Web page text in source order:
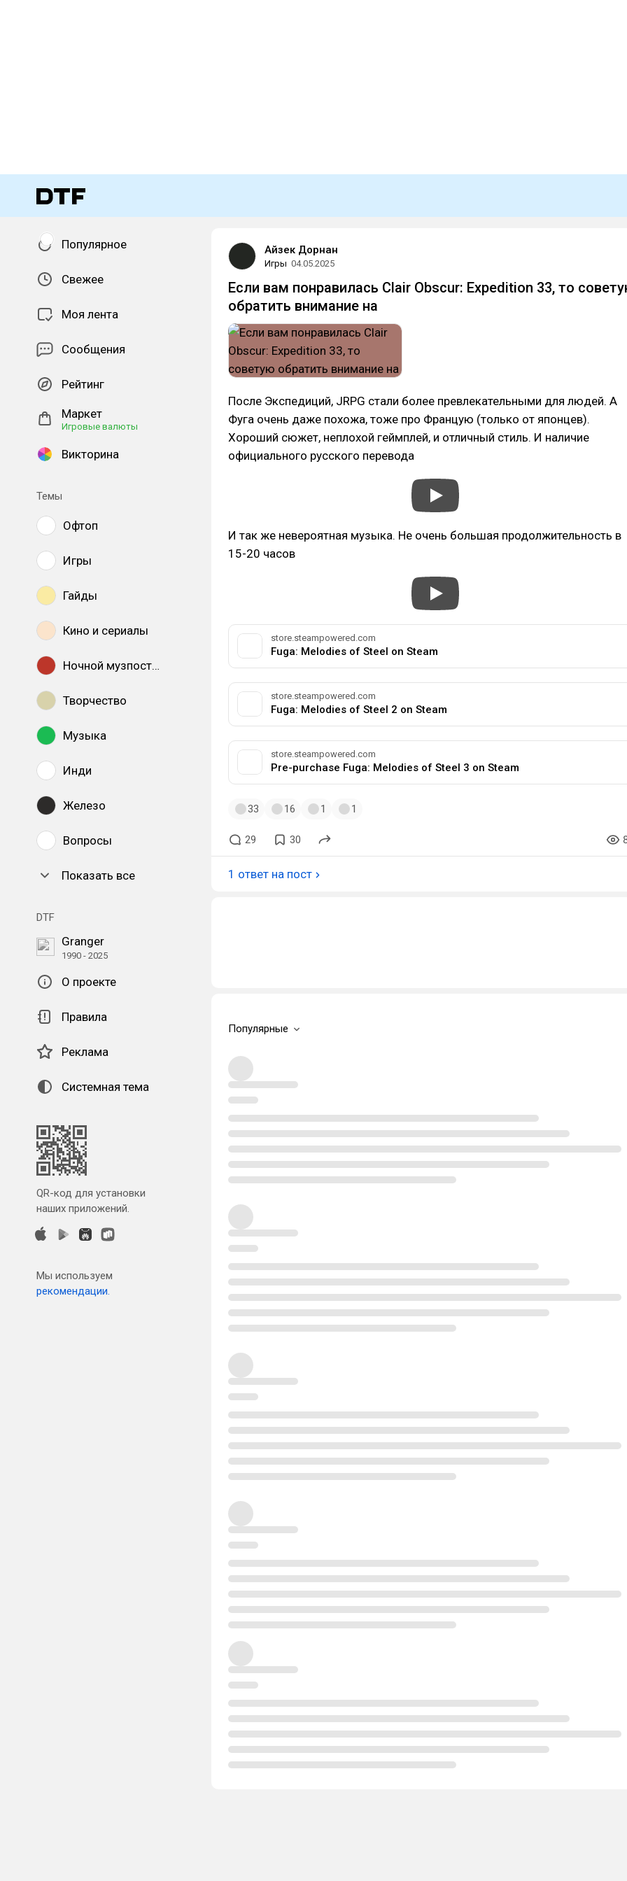
Популярное
Свежее
Моя лента
Сообщения
Рейтинг
Маркет
Игровые валюты
Викторина
Темы
Офтоп
Игры
Гайды
Кино и сериалы
Ночной музпостинг
Творчество
Музыка
Инди
Железо
Вопросы
Показать все
DTF
Granger
1990 - 2025
О проекте
Правила
Реклама
Системная тема
QR-код для установки
наших приложений.
Мы используем
рекомендации.
Айзек Дорнан
Игры 04.05.2025
Если вам понравилась Clair Obscur: Expedition 33, то
обратить внимание на
После Экспедиций, JRPG стали более превлекательными для людей. А
Фуга очень даже похожа, тоже про Францую (только от японцев).
Хороший сюжет, неплохой геймплей, и отличный стиль. И наличие
официального русского перевода
И так же невероятная музыка. Не очень большая продолжительность в
15-20 часов
store.steampowered.com
Fuga: Melodies of Steel on Steam
store.steampowered.com
Fuga: Melodies of Steel 2 on Steam
store.steampowered.com
Pre-purchase Fuga: Melodies of Steel 3 on Steam
33 16 1 1
29 30
1 ответ на пост
Популярные